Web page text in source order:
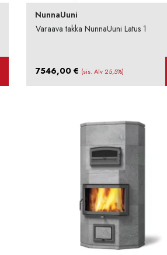
NunnaUuni
Varaava takka NunnaUuni Latus 1
7546,00 € (sis. Alv 25,5%)